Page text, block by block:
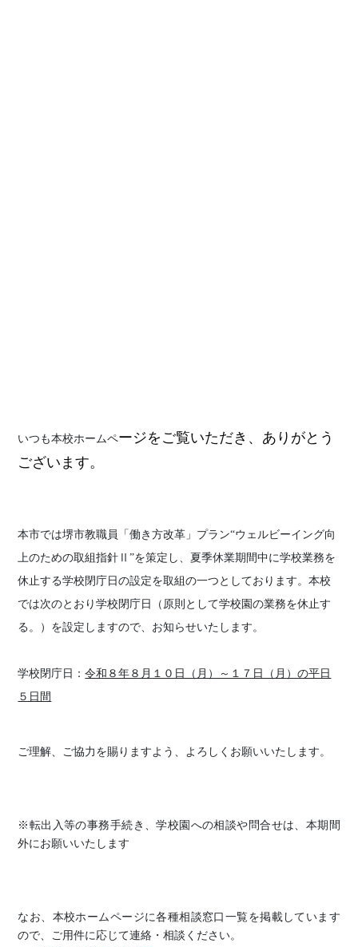
いつも本校ホームページをご覧いただき、ありがとう
ございます。
本市では堺市教職員「働き方改革」プラン“ウェルビーイング向
上のための取組指針Ⅱ”を策定し、夏季休業期間中に学校業務を
休止する学校閉庁日の設定を取組の一つとしております。本校
では次のとおり学校閉庁日（原則として学校園の業務を休止す
る。）を設定しますので、お知らせいたします。
学校閉庁日：令和８年８月１０日（月）～１７日（月）の平日
５日間
ご理解、ご協力を賜りますよう、よろしくお願いいたします。
※転出入等の事務手続き、学校園への相談や問合せは、本期間
外にお願いいたします
なお、本校ホームページに各種相談窓口一覧を掲載しています
ので、ご用件に応じて連絡・相談ください。